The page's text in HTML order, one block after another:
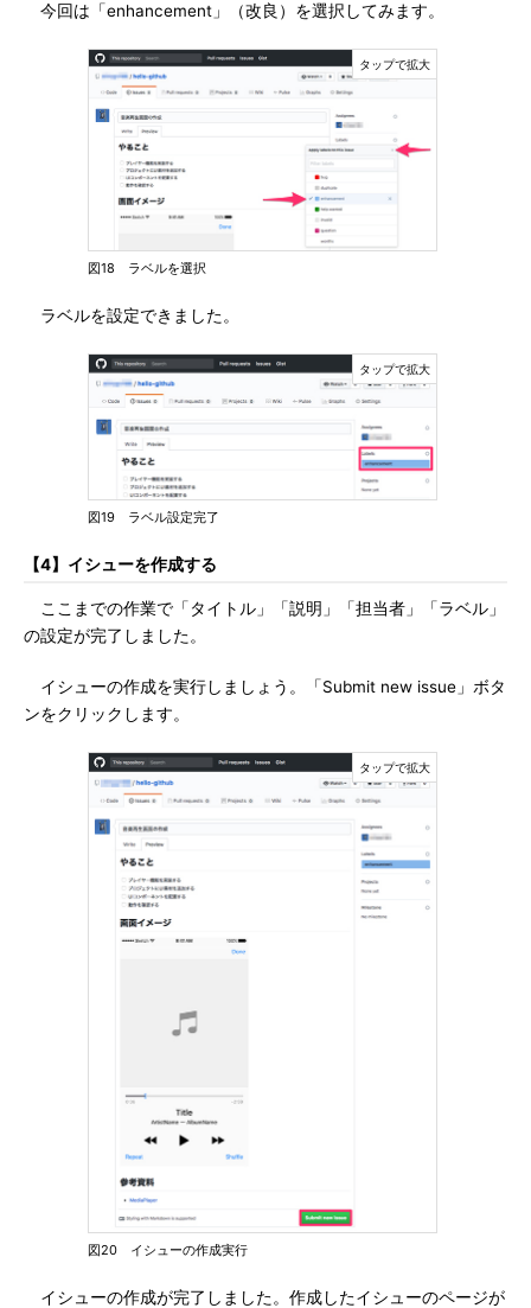
今回は「enhancement」（改良）を選択してみます。
図18 ラベルを選択
ラベルを設定できました。
図19 ラベル設定完了
【4】イシューを作成する
ここまでの作業で「タイトル」「説明」「担当者」「ラベル」
の設定が完了しました。
イシューの作成を実行しましょう。「Submit new issue」ボタ
ンをクリックします。
図20 イシューの作成実行
イシューの作成が完了しました。作成したイシューのページが